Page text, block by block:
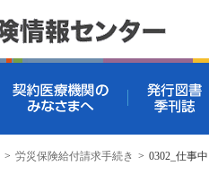
> 労災保険給付請求手続き > 0302_仕事